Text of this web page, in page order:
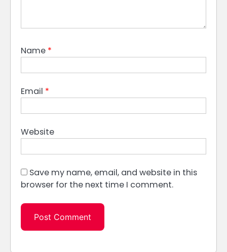
Name *
Email *
Website
Save my name, email, and website in this
browser for the next time I comment.